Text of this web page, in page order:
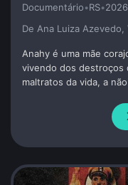
Documentário•RS•2026
De Ana Luiza
Anahy é uma mãe
vivendo dos destroços
maltratos da vida, a
e assistente de
momento em que a